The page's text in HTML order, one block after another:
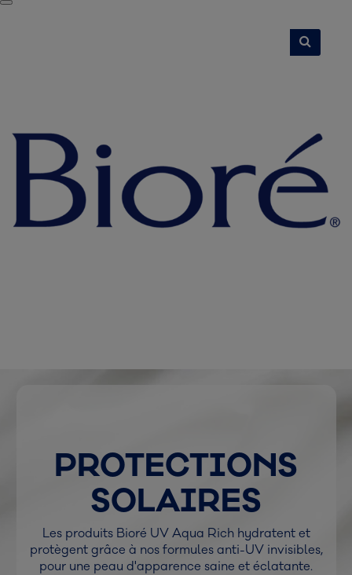
PROTECTIONS
SOLAIRES
Les produits Bioré UV Aqua Rich hydratent et
protègent grâce à nos formules anti-UV invisibles,
pour une peau d'apparence saine et éclatante.